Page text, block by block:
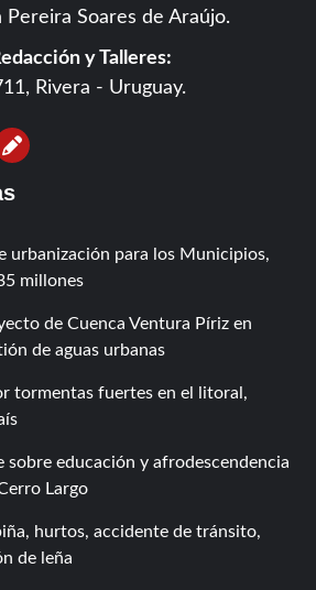
Pereira Soares de Araújo.
y Talleres:
Rivera - Uruguay.
Contáctanos
urbanización para los Municipios,
millones
de Cuenca Ventura Píriz en
de aguas urbanas
tormentas fuertes en el litoral,
sobre educación y afrodescendencia
Largo
hurtos, accidente de tránsito,
de leña